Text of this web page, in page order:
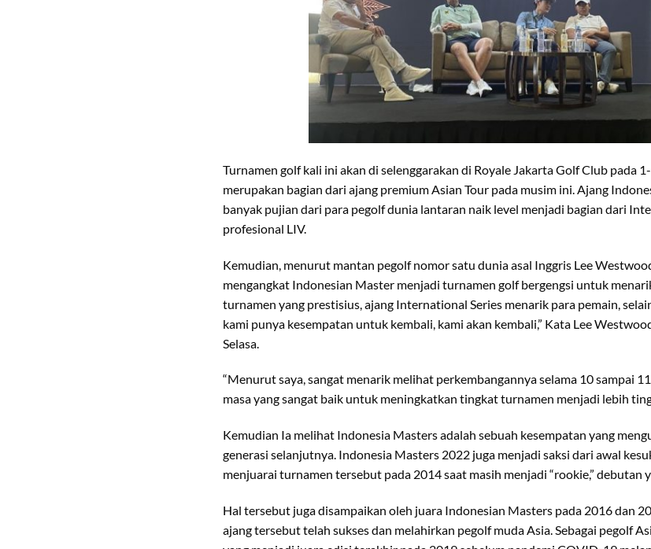
Turnamen golf kali ini akan di selenggarakan di Royale Jakarta Golf Club pada
merupakan bagian dari ajang premium Asian Tour pada musim ini. Ajang
banyak pujian dari para pegolf dunia lantaran naik level menjadi bagian dari
profesional LIV.
Kemudian, menurut mantan pegolf nomor satu dunia asal Inggris Lee
mengangkat Indonesian Master menjadi turnamen golf bergengsi untuk
turnamen yang prestisius, ajang International Series menarik para pemain,
kami punya kesempatan untuk kembali, kami akan kembali,” Kata Lee
Selasa.
“Menurut saya, sangat menarik melihat perkembangannya selama 10 sampai
masa yang sangat baik untuk meningkatkan tingkat turnamen menjadi lebih
Kemudian Ia melihat Indonesia Masters adalah sebuah kesempatan yang
generasi selanjutnya. Indonesia Masters 2022 juga menjadi saksi dari awal
menjuarai turnamen tersebut pada 2014 saat masih menjadi “rookie,” debutan
Hal tersebut juga disampaikan oleh juara Indonesian Masters pada 2016 dan
ajang tersebut telah sukses dan melahirkan pegolf muda Asia. Sebagai pegolf